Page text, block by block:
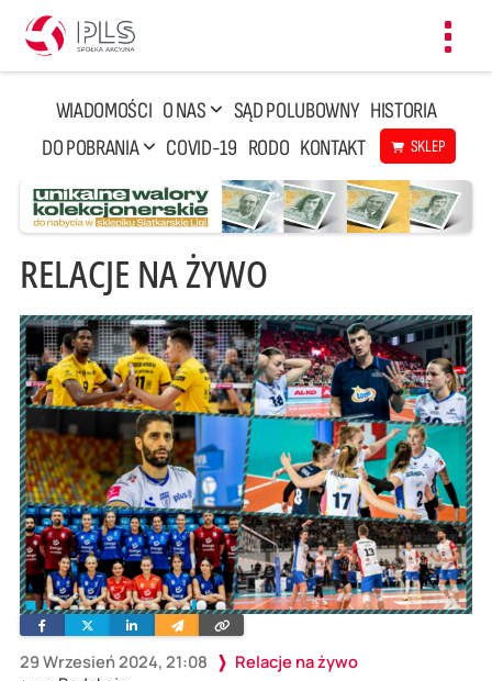
WIADOMOŚCI O NAS SĄD POLUBOWNY HISTORIA
DO POBRANIA
COVID-19 RODO KONTAKT SKLEP
RELACJE NA ŻYWO
29 Wrzesień 2024, 21:08 Relacje na żywo
FacebookTwitterLinkedinWyślij
e-
Skopiuj
link